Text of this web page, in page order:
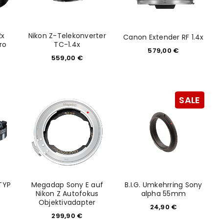
Nikon Z-Telekonverter
TC-1.4x
559,00 €
Canon Extender RF 1.4x
579,00 €
Megadap Sony E auf
Nikon Z Autofokus
Objektivadapter
299,90 €
SALE
B.I.G. Umkehrring Sony
alpha 55mm
24,90 €